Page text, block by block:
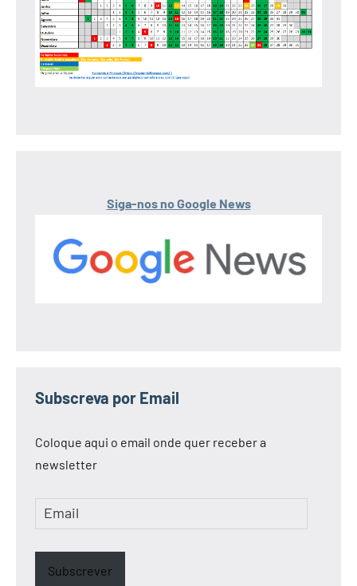
Siga-nos no Google News
Subscreva por Email
Coloque aqui o email onde quer receber a
newsletter
Email
Subscrever